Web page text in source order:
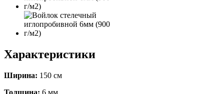
Характеристики
Ширина: 150 см
Толщина: 6 мм